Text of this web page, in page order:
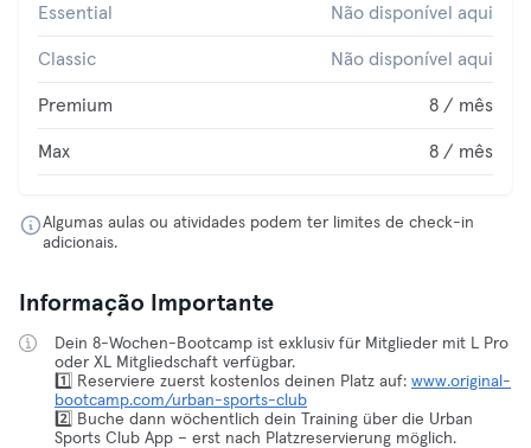
Essential Não disponível aqui
Classic Não disponível aqui
Premium 8 / mês
Max 8 / mês
Algumas aulas ou atividades podem ter limites de check-in
adicionais.
Informação Importante
Dein 8-Wochen-Bootcamp ist exklusiv für Mitglieder mit L Pro
oder XL Mitgliedschaft verfügbar.
1️⃣ Reserviere zuerst kostenlos deinen Platz auf: www.original-
bootcamp.com/urban-sports-club
2️⃣ Buche dann wöchentlich dein Training über die Urban
Sports Club App – erst nach Platzreservierung möglich.